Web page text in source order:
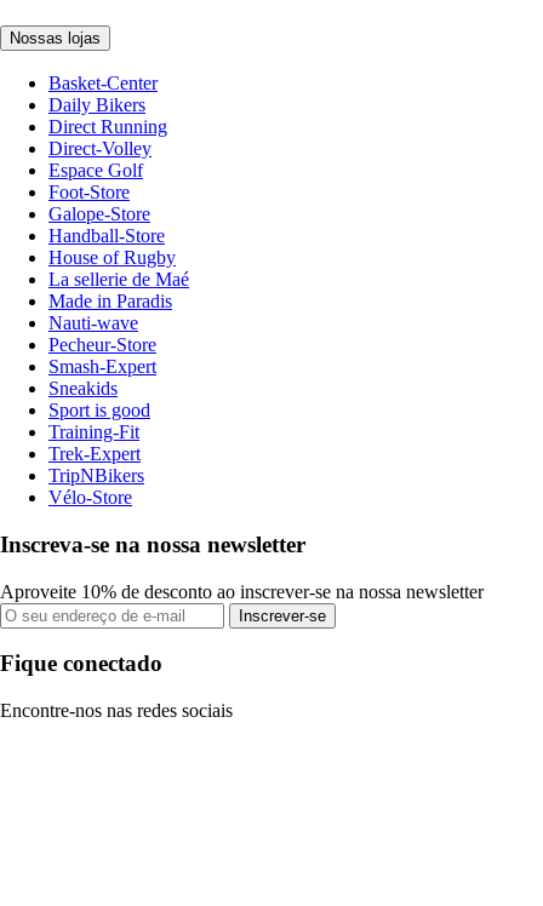
Nossas lojas
Basket-Center
Daily Bikers
Direct Running
Direct-Volley
Espace Golf
Foot-Store
Galope-Store
Handball-Store
House of Rugby
La sellerie de Maé
Made in Paradis
Nauti-wave
Pecheur-Store
Smash-Expert
Sneakids
Sport is good
Training-Fit
Trek-Expert
TripNBikers
Vélo-Store
Inscreva-se na nossa newsletter
Aproveite 10% de desconto ao inscrever-se na nossa newsletter
Inscrever-se
Fique conectado
Encontre-nos nas redes sociais